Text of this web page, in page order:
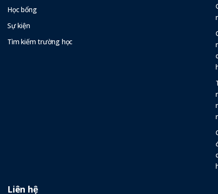
Học bổng
Sự kiện
Tìm kiếm trường học
Liên hệ